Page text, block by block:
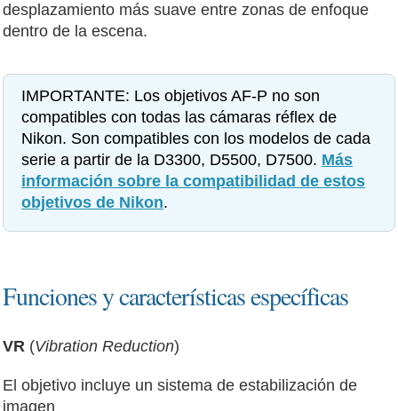
desplazamiento más suave entre zonas de enfoque
dentro de la escena.
IMPORTANTE: Los objetivos AF-P no son
compatibles con todas las cámaras réflex de
Nikon. Son compatibles con los modelos de cada
serie a partir de la D3300, D5500, D7500. Más
información sobre la compatibilidad de estos
objetivos de Nikon.
Funciones y características específicas
VR (Vibration Reduction)
El objetivo incluye un sistema de estabilización de
imagen